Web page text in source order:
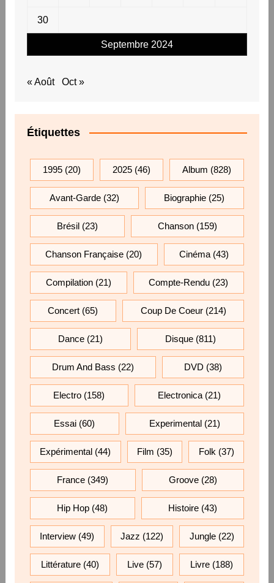
Septembre 2024
30
« Août Oct »
Étiquettes
1995(20) 2025 (46) Album (828)
Avant-Garde(32) Biographie (25)
Brésil(23) Chanson (159)
Chanson Française (20) Cinéma(43)
Compilation(21) Compte-Rendu (23)
Concert (65) Coup De Coeur(214)
Dance(21) Disque (811)
Drum And Bass (22) DVD (38)
Electro (158) Electronica(21)
Essai (60) Experimental(21)
Expérimental (44) Film (35) Folk (37)
France (349) Groove(28)
Hip Hop (48) Histoire(43)
Interview (49) Jazz (122) Jungle(22)
Littérature(40) Live (57) Livre (188)